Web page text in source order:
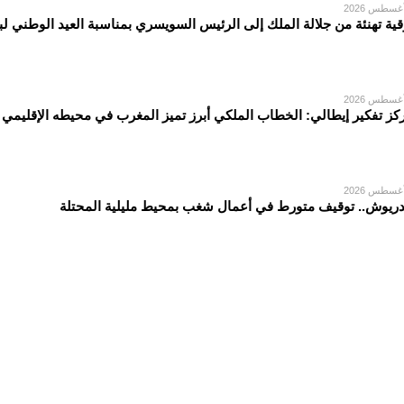
تهنئة من جلالة الملك إلى الرئيس السويسري بمناسبة العيد الوطني
تفكير إيطالي: الخطاب الملكي أبرز تميز المغرب في محيطه الإقليمي
توقيف متورط في أعمال شغب بمحيط مليلية المحتلة